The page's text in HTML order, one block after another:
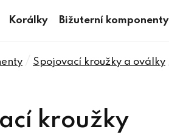
Korálky Bižuterní komponenty
Spojovací kroužky a oválky
kroužky